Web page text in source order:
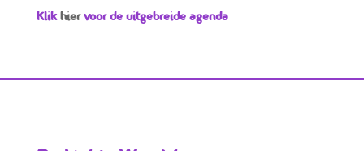
Klikhiervoor de uitgebreide agenda